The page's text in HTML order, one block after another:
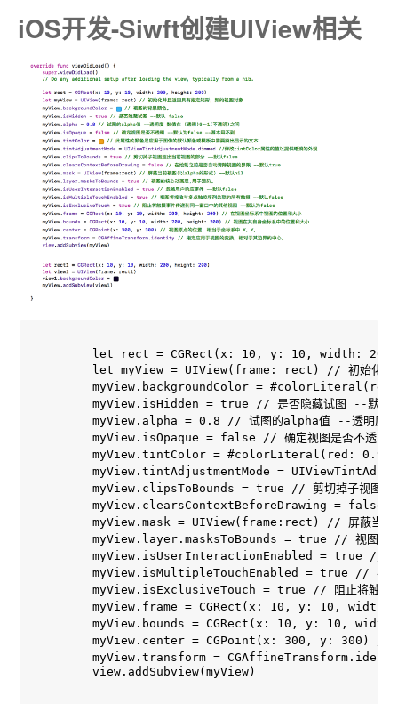
iOS开发-Siwft创建UIView相关
let rect = CGRect(x: 10, y: 10, width:
let myView = UIView(frame: rect) // 初始化并且
myView.backgroundColor =
myView.isHidden = true // 是否隐藏试图 --默认
myView.alpha = 0.8 // 试图的alpha值 --透明度
myView.isOpaque = false // 确定视图是否不透明
myView.tintColor = #colorLiteral(red:
myView.tintAdjustmentMode =
myView.clipsToBounds = true // 剪切掉子视图超
myView.clearsContextBeforeDrawing = false //
myView.mask = UIView(frame:rect) // 屏蔽当前
myView.layer.masksToBounds = true // 视图的核
myView.isUserInteractionEnabled = true // 忽
myView.isMultipleTouchEnabled = true // 视图将
myView.isExclusiveTouch = true // 阻止将触摸事
myView.frame = CGRect(x: 10, y: 10, width:
myView.bounds = CGRect(x: 10, y: 10, width:
myView.center = CGPoint(x: 300, y: 300) // 视
myView.transform = CGAffineTransform.identity
        view.addSubview(myView)